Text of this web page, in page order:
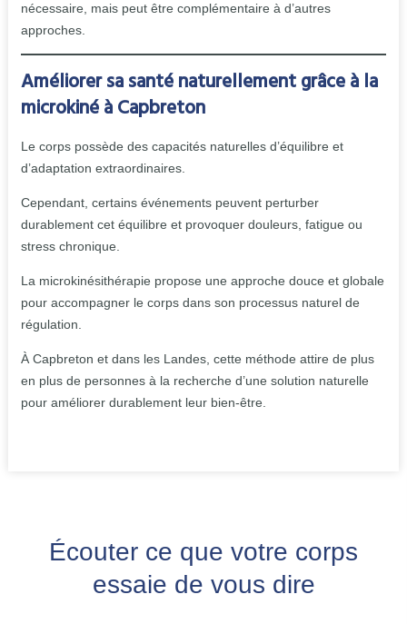
nécessaire, mais peut être complémentaire à d’autres
approches.
Améliorer sa santé naturellement grâce à la
microkiné à Capbreton
Le corps possède des capacités naturelles d’équilibre et
d’adaptation extraordinaires.
Cependant, certains événements peuvent perturber
durablement cet équilibre et provoquer douleurs, fatigue ou
stress chronique.
La microkinésithérapie propose une approche douce et globale
pour accompagner le corps dans son processus naturel de
régulation.
À Capbreton et dans les Landes, cette méthode attire de plus
en plus de personnes à la recherche d’une solution naturelle
pour améliorer durablement leur bien-être.
Écouter ce que votre corps
essaie de vous dire